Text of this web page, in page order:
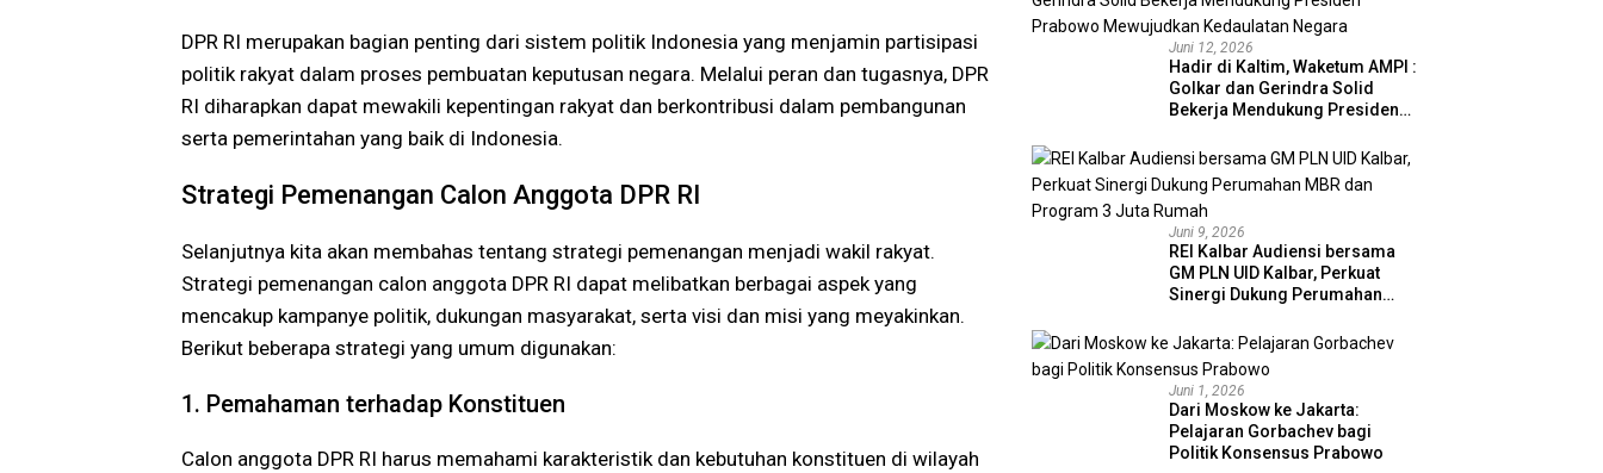
DPR RI merupakan bagian penting dari sistem politik Indonesia yang menjamin partisipasi
politik rakyat dalam proses pembuatan keputusan negara. Melalui peran dan tugasnya, DPR
RI diharapkan dapat mewakili kepentingan rakyat dan berkontribusi dalam pembangunan
serta pemerintahan yang baik di Indonesia.
Strategi Pemenangan Calon Anggota DPR RI
Selanjutnya kita akan membahas tentang strategi pemenangan menjadi wakil rakyat.
Strategi pemenangan calon anggota DPR RI dapat melibatkan berbagai aspek yang
mencakup kampanye politik, dukungan masyarakat, serta visi dan misi yang meyakinkan.
Berikut beberapa strategi yang umum digunakan:
1. Pemahaman terhadap Konstituen
Calon anggota DPR RI harus memahami karakteristik dan kebutuhan konstituen di wilayah
Juni 12, 2026
Hadir di Kaltim, Waketum AMPI :
Golkar dan Gerindra Solid
Bekerja Mendukung Presiden
Kedaulatan Negara
Juni 9, 2026
REI Kalbar Audiensi bersama
GM PLN UID Kalbar, Perkuat
Sinergi Dukung Perumahan
Rumah
Juni 1, 2026
Dari Moskow ke Jakarta:
Pelajaran Gorbachev bagi
Politik Konsensus Prabowo